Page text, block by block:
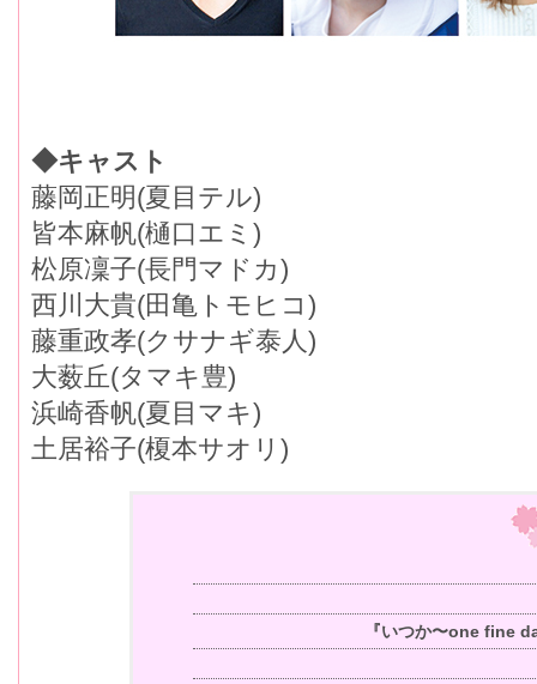
◆キャスト
藤岡正明(夏目テル)
皆本麻帆(樋口エミ)
松原凜子(長門マドカ)
西川大貴(田亀トモヒコ)
藤重政孝(クサナギ泰人)
大薮丘(タマキ豊)
浜崎香帆(夏目マキ)
土居裕子(榎本サオリ)
『いつか〜one fine